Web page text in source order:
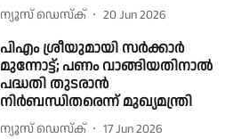
ന്യൂസ് ഡെസ്ക് 20 Jun 2026
പിഎം ശ്രീയുമായി സർക്കാർ
മുന്നോട്ട്; പണം വാങ്ങിയതിനാൽ
പദ്ധതി തുടരാൻ
നിർബന്ധിതരെന്ന് മുഖ്യമന്ത്രി
ന്യൂസ് ഡെസ്ക് 17 Jun 2026